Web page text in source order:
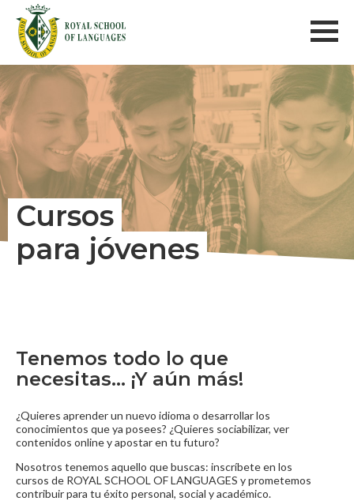
Cursos
para jóvenes
Tenemos todo lo que
necesitas… ¡Y aún más!
¿Quieres aprender un nuevo idioma o desarrollar los
conocimientos que ya posees? ¿Quieres sociabilizar, ver
contenidos online y apostar en tu futuro?
Nosotros tenemos aquello que buscas: inscríbete en los
cursos de ROYAL SCHOOL OF LANGUAGES y prometemos
contribuir para tu éxito personal, social y académico.